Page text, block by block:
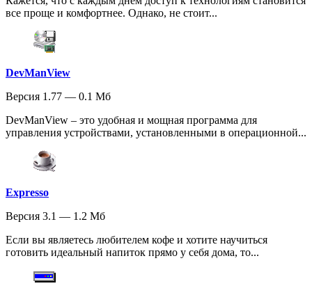
все проще и комфортнее. Однако, не стоит...
DevManView
Версия 1.77 — 0.1 Мб
DevManView – это удобная и мощная программа для
управления устройствами, установленными в операционной...
Expresso
Версия 3.1 — 1.2 Мб
Если вы являетесь любителем кофе и хотите научиться
готовить идеальный напиток прямо у себя дома, то...